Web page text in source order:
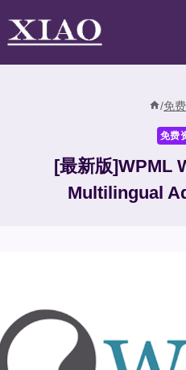
/免
免费
[最新版]WPML
Multilingual